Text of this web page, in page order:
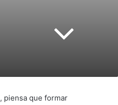
, piensa que formar